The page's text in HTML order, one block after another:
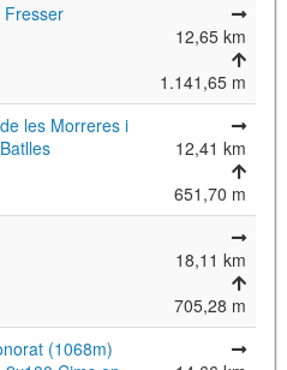
Fresser
12,65 km
1.141,65 m
les Morreres i
12,41 km
651,70 m
18,11 km
705,28 m
(1068m)